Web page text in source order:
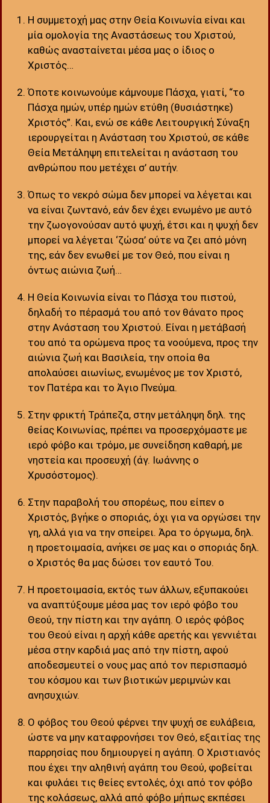
Η συμμετοχή μας στην Θεία Κοινωνία είναι και
μία ομολογία της Αναστάσεως του Χριστού,
καθώς ανασταίνεται μέσα μας ο ίδιος ο
Χριστός…
Όποτε κοινωνούμε κάμνουμε Πάσχα, γιατί, “το
Πάσχα ημών, υπέρ ημών ετύθη (θυσιάστηκε)
Χριστός”. Και, ενώ σε κάθε Λειτουργική Σύναξη
ιερουργείται η Ανάσταση του Χριστού, σε κάθε
Θεία Μετάληψη επιτελείται η ανάσταση του
ανθρώπου που μετέχει σ’ αυτήν.
Όπως το νεκρό σώμα δεν μπορεί να λέγεται και
να είναι ζωντανό, εάν δεν έχει ενωμένο με αυτό
την ζωογονούσαν αυτό ψυχή, έτσι και η ψυχή δεν
μπορεί να λέγεται ‘ζώσα’ ούτε να ζει από μόνη
της, εάν δεν ενωθεί με τον Θεό, που είναι η
όντως αιώνια ζωή…
Η Θεία Κοινωνία είναι το Πάσχα του πιστού,
δηλαδή το πέρασμά του από τον θάνατο προς
στην Ανάσταση του Χριστού. Είναι η μετάβασή
του από τα ορώμενα προς τα νοούμενα, προς την
αιώνια ζωή και Βασιλεία, την οποία θα
απολαύσει αιωνίως, ενωμένος με τον Χριστό,
τον Πατέρα και το Άγιο Πνεύμα.
Στην φρικτή Τράπεζα, στην μετάληψη δηλ. της
θείας Κοινωνίας, πρέπει να προσερχόμαστε με
ιερό φόβο και τρόμο, με συνείδηση καθαρή, με
νηστεία και προσευχή (άγ. Ιωάννης ο
Χρυσόστομος).
Στην παραβολή του σπορέως, που είπεν ο
Χριστός, βγήκε ο σποριάς, όχι για να οργώσει την
γη, αλλά για να την σπείρει. Άρα το όργωμα, δηλ.
η προετοιμασία, ανήκει σε μας και ο σποριάς δηλ.
ο Χριστός θα μας δώσει τον εαυτό Του.
Η προετοιμασία, εκτός των άλλων, εξυπακούει
να αναπτύξουμε μέσα μας τον ιερό φόβο του
Θεού, την πίστη και την αγάπη. Ο ιερός φόβος
του Θεού είναι η αρχή κάθε αρετής και γεννιέται
μέσα στην καρδιά μας από την πίστη, αφού
αποδεσμευτεί ο νους μας από τον περισπασμό
του κόσμου και των βιοτικών μεριμνών και
ανησυχιών.
Ο φόβος του Θεού φέρνει την ψυχή σε ευλάβεια,
ώστε να μην καταφρονήσει τον Θεό, εξαιτίας της
παρρησίας που δημιουργεί η αγάπη. Ο Χριστιανός
που έχει την αληθινή αγάπη του Θεού, φοβείται
και φυλάει τις θείες εντολές, όχι από τον φόβο
της κολάσεως, αλλά από φόβο μήπως εκπέσει